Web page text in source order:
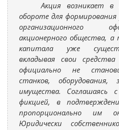
Акция возникает в
обороте для
организационного
акционерного общества,
капитала уже
вкладывая свои
официально не
станков, оборудования,
имущества. Соглашаясь
фикцией, в
пропорционально им
Юридически